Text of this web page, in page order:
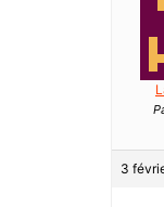
3